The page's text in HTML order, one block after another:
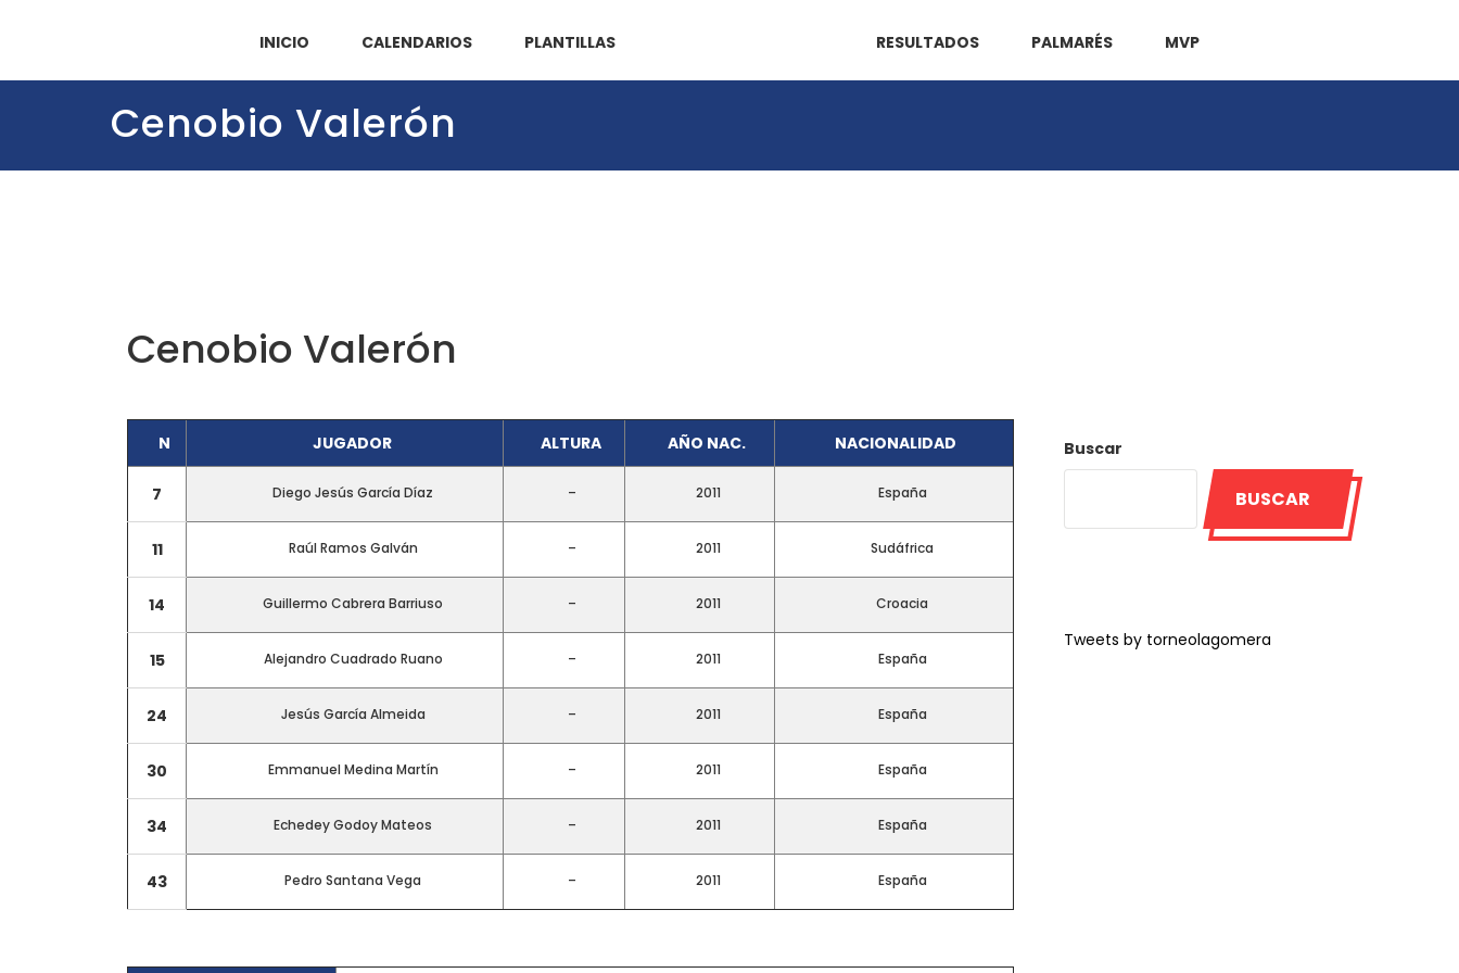
INICIO CALENDARIOS PLANTILLAS RESULTADOS PALMARÉS MVP
Cenobio Valerón
Cenobio Valerón
N JUGADOR ALTURA AÑO NAC. NACIONALIDAD
7 Diego Jesús García Díaz – 2011 España
11 Raúl Ramos Galván – 2011 Sudáfrica
14 Guillermo Cabrera Barriuso – 2011 Croacia
15 Alejandro Cuadrado Ruano – 2011 España
24 Jesús García Almeida – 2011 España
30 Emmanuel Medina Martín – 2011 España
34 Echedey Godoy Mateos – 2011 España
43 Pedro Santana Vega – 2011 España
Buscar
BUSCAR
Tweets by torneolagomera
Teléfono: 661703772
Email:direccion@marchadeportiva.com